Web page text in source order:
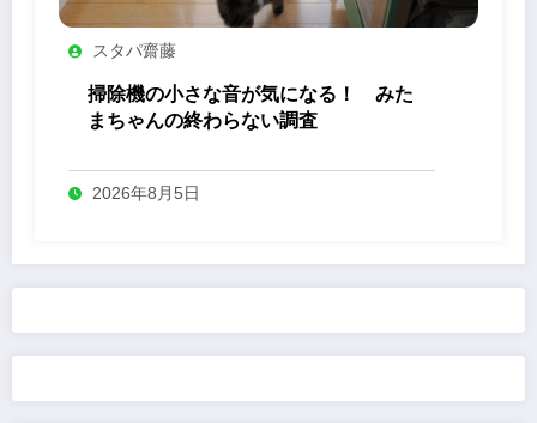
スタパ齋藤
掃除機の小さな音が気になる！ みた
まちゃんの終わらない調査
2026年8月5日